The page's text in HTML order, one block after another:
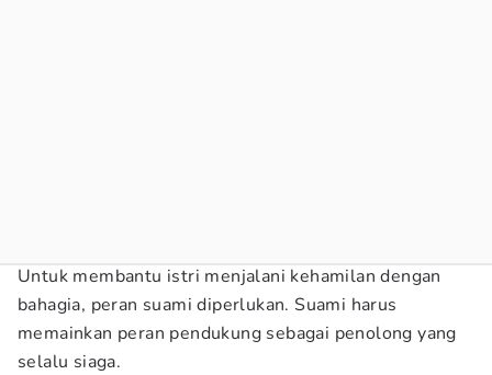
Untuk membantu istri menjalani kehamilan dengan
bahagia, peran suami diperlukan. Suami harus
memainkan peran pendukung sebagai penolong yang
selalu siaga.